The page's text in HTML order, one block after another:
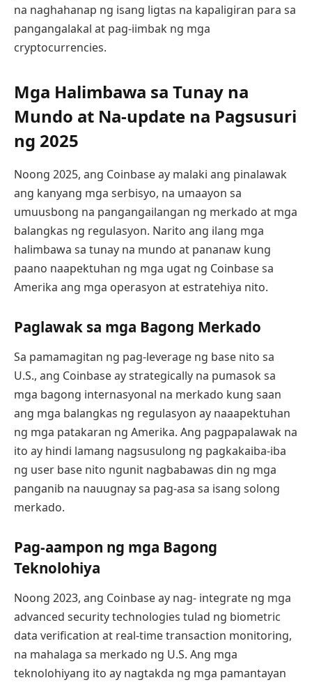
na naghahanap ng isang ligtas na kapaligiran para sa
pangangalakal at pag-iimbak ng mga
cryptocurrencies.
Mga Halimbawa sa Tunay na
Mundo at Na-update na Pagsusuri
ng 2025
Noong 2025, ang Coinbase ay malaki ang pinalawak
ang kanyang mga serbisyo, na umaayon sa
umuusbong na pangangailangan ng merkado at mga
balangkas ng regulasyon. Narito ang ilang mga
halimbawa sa tunay na mundo at pananaw kung
paano naapektuhan ng mga ugat ng Coinbase sa
Amerika ang mga operasyon at estratehiya nito.
Paglawak sa mga Bagong Merkado
Sa pamamagitan ng pag-leverage ng base nito sa
U.S., ang Coinbase ay strategically na pumasok sa
mga bagong internasyonal na merkado kung saan
ang mga balangkas ng regulasyon ay naaapektuhan
ng mga patakaran ng Amerika. Ang pagpapalawak na
ito ay hindi lamang nagsusulong ng pagkakaiba-iba
ng user base nito ngunit nagbabawas din ng mga
panganib na nauugnay sa pag-asa sa isang solong
merkado.
Pag-aampon ng mga Bagong
Teknolohiya
Noong 2023, ang Coinbase ay nag- integrate ng mga
advanced security technologies tulad ng biometric
data verification at real-time transaction monitoring,
na mahalaga sa merkado ng U.S. Ang mga
teknolohiyang ito ay nagtakda ng mga pamantayan